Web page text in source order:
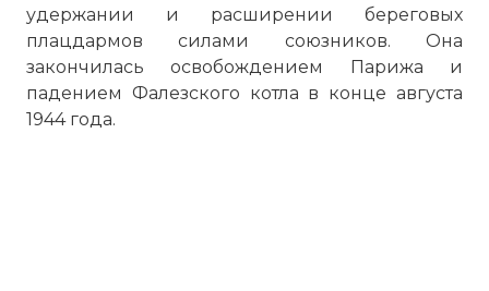
удержании и расширении береговых
плацдармов силами союзников. Она
закончилась освобождением Парижа и
падением Фалезского котла в конце августа
1944 года.